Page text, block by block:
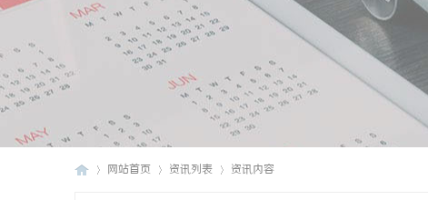
网站首页 资讯列表 资讯内容